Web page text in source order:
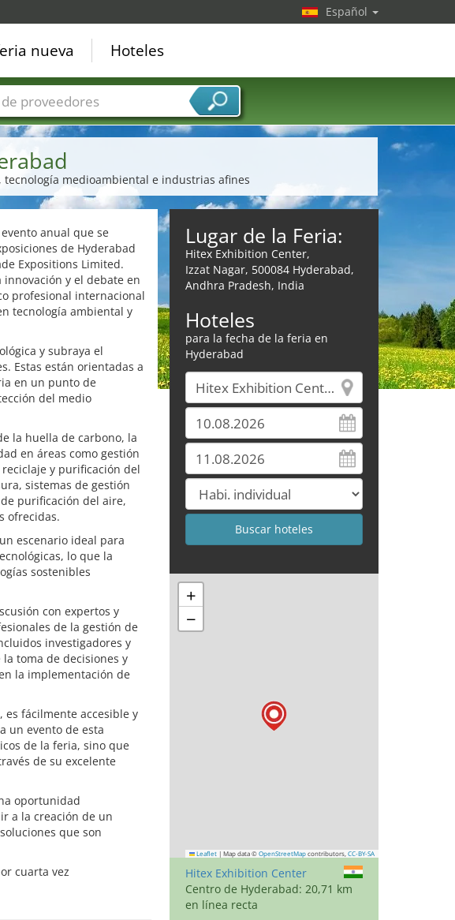
medioambiental e industrias afines
anual que se
de Hyderabad
Expositions Limited.
y el debate en
profesional internacional
tecnología ambiental y
y subraya el
Estas están orientadas a
en un punto de
del medio
la huella de carbono, la
en áreas como gestión
y purificación del
sistemas de gestión
purificación del aire,
ofrecidas.
escenario ideal para
lo que la
sostenibles
con expertos y
de la gestión de
investigadores y
toma de decisiones y
la implementación de
es fácilmente accesible y
un evento de esta
de la feria, sino que
de su excelente
oportunidad
a la creación de un
que son
cuarta vez
Lugar de la Feria:
Hitex Exhibition Center,
Izzat Nagar, 500084 Hyderabad,
Andhra Pradesh, India
Hoteles
para la fecha de la feria en
Hyderabad
+
−
Leaflet | Map data © OpenStreetMap contributors, CC-BY-SA
Hitex Exhibition Center
Centro de Hyderabad: 20,71 km
en línea recta
Español
nueva Hoteles
Sectores de proveedor de servicios